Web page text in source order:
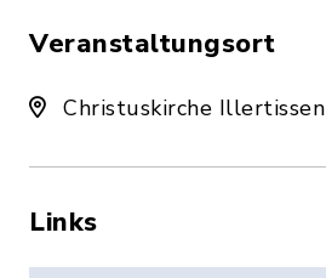
Veranstaltungsort
Christuskirche Illertissen
Links